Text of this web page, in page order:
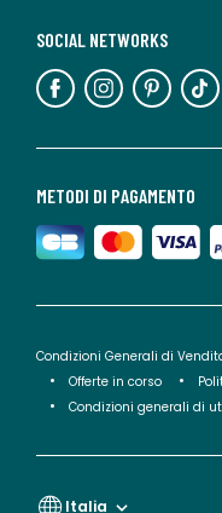
METODI DI PAGAMENTO
SOCIAL NETWORKS
Condizioni Generali di
Offerte in corso
Condizioni generali di
Italia